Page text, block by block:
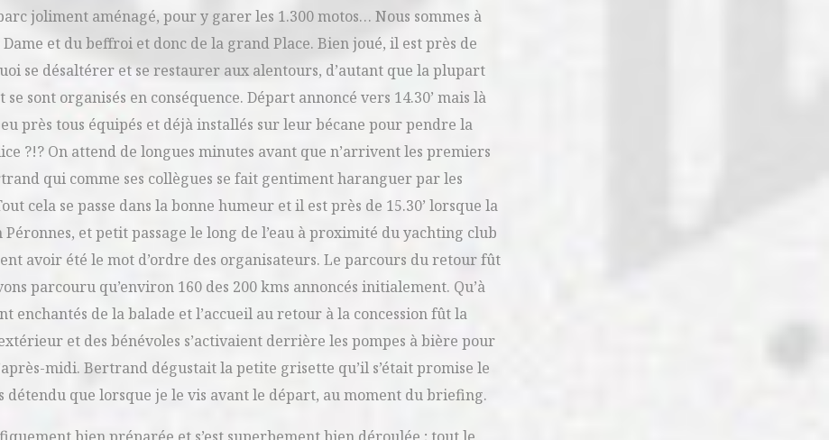
joliment aménagé, pour y garer les 1.300 motos… Nous sommes à
et du beffroi et donc de la grand Place. Bien joué, il est près de
se désaltérer et se restaurer aux alentours, d’autant que la plupart
sont organisés en conséquence. Départ annoncé vers 14.30’ mais là
près tous équipés et déjà installés sur leur bécane pour pendre la
?!? On attend de longues minutes avant que n’arrivent les premiers
qui comme ses collègues se fait gentiment haranguer par les
cela se passe dans la bonne humeur et il est près de 15.30’ lorsque la
et petit passage le long de l’eau à proximité du yachting club
avoir été le mot d’ordre des organisateurs. Le parcours du retour fût
parcouru qu’environ 160 des 200 kms annoncés initialement. Qu’à
de la balade et l’accueil au retour à la concession fût la
et des bénévoles s’activaient derrière les pompes à bière pour
midi. Bertrand dégustait la petite grisette qu’il s’était promise le
que lorsque je le vis avant le départ, au moment du briefing.
bien préparée et s’est superbement bien déroulée ; tout le